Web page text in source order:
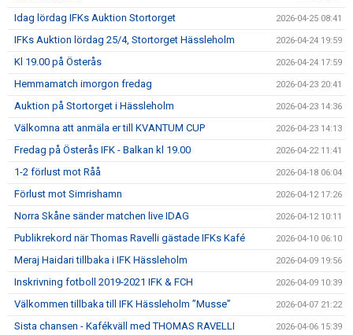
Idag lördag IFKs Auktion Stortorget 2026-04-25 08:41
IFKs Auktion lördag 25/4, Stortorget Hässleholm 2026-04-24 19:59
Kl 19.00 på Österås 2026-04-24 17:59
Hemmamatch imorgon fredag 2026-04-23 20:41
Auktion på Stortorget i Hässleholm 2026-04-23 14:36
Välkomna att anmäla er till KVANTUM CUP 2026-04-23 14:13
Fredag på Österås IFK - Balkan kl 19.00 2026-04-22 11:41
1-2 förlust mot Råå 2026-04-18 06:04
Förlust mot Simrishamn 2026-04-12 17:26
Norra Skåne sänder matchen live IDAG 2026-04-12 10:11
Publikrekord när Thomas Ravelli gästade IFKs Kafé 2026-04-10 06:10
Meraj Haidari tillbaka i IFK Hässleholm 2026-04-09 19:56
Inskrivning fotboll 2019-2021 IFK & FCH 2026-04-09 10:39
Välkommen tillbaka till IFK Hässleholm ”Musse” 2026-04-07 21:22
Sista chansen - Kafékväll med THOMAS RAVELLI 2026-04-06 15:39